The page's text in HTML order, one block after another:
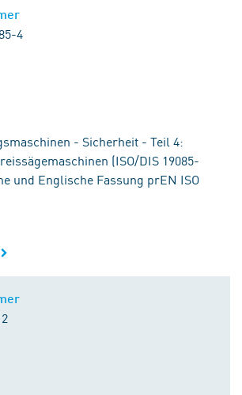
4
- Sicherheit - Teil 4:
(ISO/DIS 19085-
und Englische Fassung prEN ISO